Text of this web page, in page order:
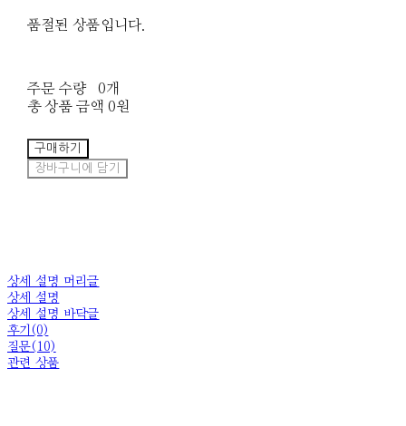
품절된 상품입니다.
주문 수량
0개
총 상품 금액 0원
구매하기
장바구니에 담기
상세 설명 머리글
상세 설명
상세 설명 바닥글
후기(0)
질문(10)
관련 상품